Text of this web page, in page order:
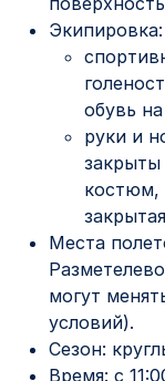
Экипировка:
обувь
руки и
костюм,
Места
могут
условий).
Сезон:
Время: с